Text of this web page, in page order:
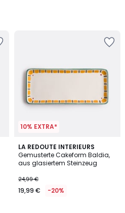
10% EXTRA*
LA REDOUTE INTERIEURS
Gemusterte Cakeform Baldia,
aus glasiertem Steinzeug
24,99 €
19,99 € -20%
5
/
5